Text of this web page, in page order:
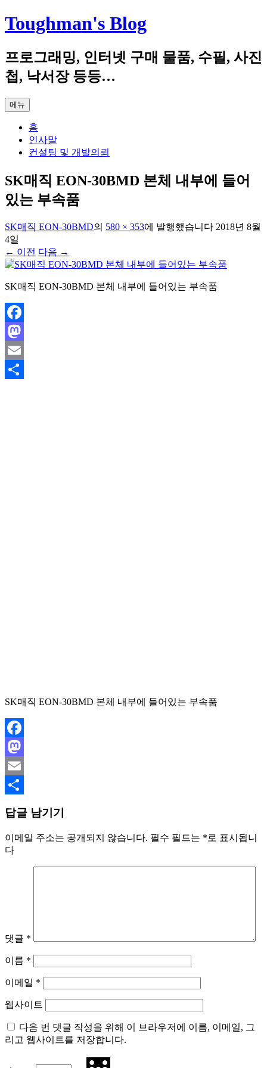
컨
텐
로
건
너
기
Toughman's Blog
프로그래밍, 인터넷 구매 물품, 수필, 사진
첩, 낙서장 등등…
메뉴
홈
인사말
컨설팅 및 개발의뢰
SK매직 EON-30BMD 본체 내부에 들어
있는 부속품
SK매직 EON-30BMD의 580 × 353에 발행했습니다 2018년 8월
4일
← 이전 다음 →
SK매직 EON-30BMD 본체 내부에 들어있는 부속품
Facebook
Mastodon
Email
SK매직 EON-30BMD 본체 내부에 들어있는 부속품
Facebook
Mastodon
Email
답글 남기기
이메일 주소는 공개되지 않습니다. 필수 필드는 *로 표시됩니
다
댓글 *
이름 *
이메일 *
웹사이트
다음 번 댓글 작성을 위해 이 브라우저에 이름, 이메일, 그
리고 웹사이트를 저장합니다.